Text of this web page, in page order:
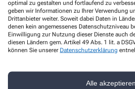
optimal zu gestalten und fortlaufend zu
geben wir Informationen zu Ihrer Verwendung
Drittanbieter weiter. Soweit dabei Daten in
denen kein angemessenes Datenschutzniveau
Einwilligung zur Nutzung dieser Dienste auch
diesen Ländern gem. Artikel 49 Abs. 1 lit. a
können Sie unserer Datenschutzerklärung
Alle akzeptieren
taubertal22apotheke@gmail.com
Telefon
+49-93431840